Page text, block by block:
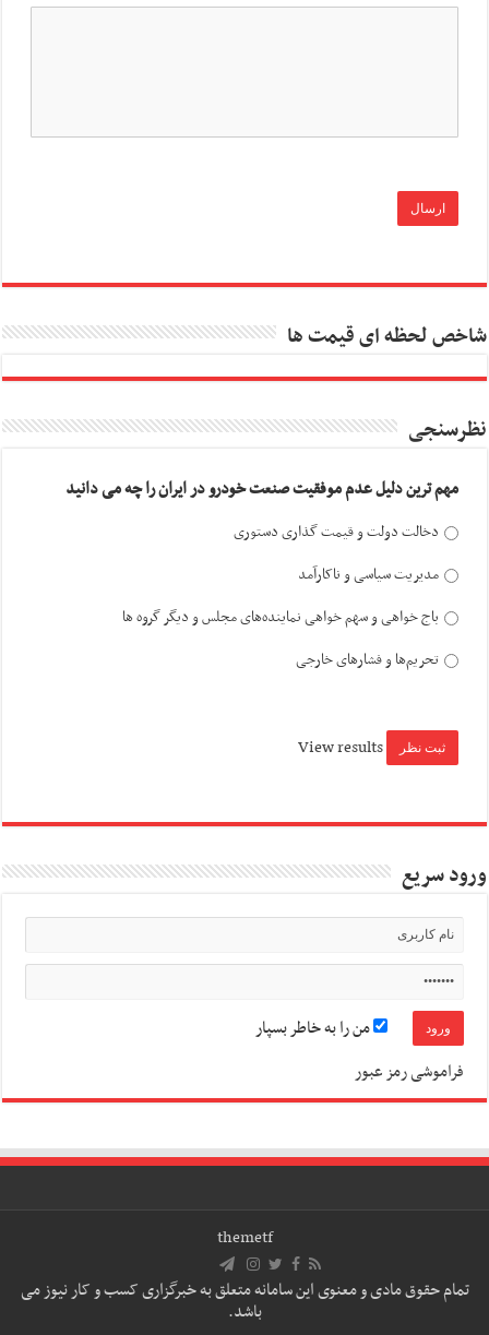
شاخص لحظه ای قیمت ها
نظرسنجی
مهم ترین دلیل عدم موفقیت صنعت خودرو در ایران را چه می دانید
دخالت دولت و قیمت گذاری دستوری
مدیریت سیاسی و ناکارآمد
باج خواهی و سهم خواهی نماینده‌های مجلس و دیگر گروه ها
تحریم‌ها و فشارهای خارجی
View results
ورود سریع
من را به خاطر بسپار
فراموشی رمز عبور
themetf
تمام حقوق مادی و معنوی این سامانه متعلق به خبرگزاری کسب و کار نیوز می
باشد.